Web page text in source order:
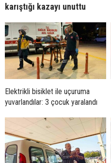
karıştığı kazayı unuttu
Elektrikli bisiklet ile uçuruma
yuvarlandılar: 3 çocuk yaralandı